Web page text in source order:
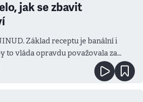
jak se zbavit
Základ receptu je banální i
to vláda opravdu považovala za